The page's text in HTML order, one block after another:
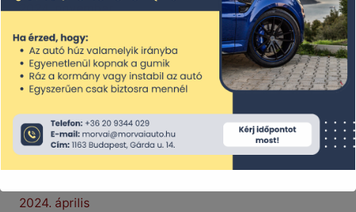
2024. november
2024. október
2024. szeptember
2024. augusztus
2024. július
2024. június
2024. május
2024. április